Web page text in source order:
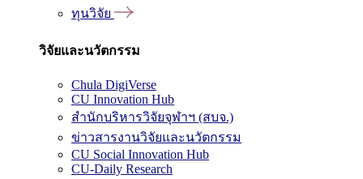
ทุนวิจัย
วิจัยและนวัตกรรม
Chula DigiVerse
CU Innovation Hub
สำนักบริหารวิจัยจุฬาฯ (สบจ.)
ข่าวสารงานวิจัยและนวัตกรรม
CU Social Innovation Hub
CU-Daily Research